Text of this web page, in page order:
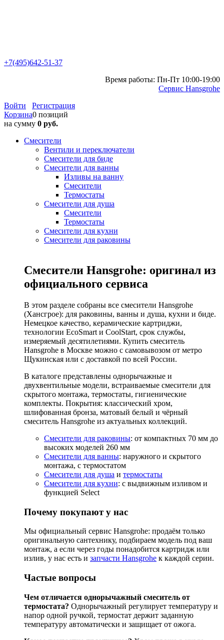
+7(495)642-51-37
Время работы: Пн-Пт 10:00-19:00
Сервис Hansgrohe
Войти
Регистрация
Корзина0 позиций
на сумму 0 руб.
Смесители
Вентили и переключатели
Смесители для биде
Смесители для ванны
Изливы на ванну
Смесители
Термостаты
Смесители для душа
Смесители
Термостаты
Смесители для кухни
Смесители для раковины
Смесители Hansgrohe: оригинал из
официального сервиса
В этом разделе собраны все смесители Hansgrohe
(Хансгрое): для раковины, ванны и душа, кухни и биде.
Немецкое качество, керамические картриджи,
технологии EcoSmart и CoolStart, срок службы,
измеряемый десятилетиями. Купить смеситель
Hansgrohe в Москве можно с самовывозом от метро
Щукинская или с доставкой по всей России.
В каталоге представлены однорычажные и
двухвентильные модели, встраиваемые смесители для
скрытого монтажа, термостаты, гигиенические
комплекты. Покрытия: классический хром,
шлифованная бронза, матовый белый и чёрный
смеситель Hansgrohe из актуальных коллекций.
Смесители для раковины: от компактных 70 мм до
высоких моделей 260 мм
Смесители для ванны: наружного и скрытого
монтажа, с термостатом
Смесители для душа и термостаты
Смесители для кухни: с выдвижным изливом и
функцией Select
Почему покупают у нас
Мы официальный сервис Hansgrohe: продаём только
оригинальную сантехнику, подбираем модель под ваш
монтаж, а если через годы понадобится картридж или
излив, у нас есть и запчасти Hansgrohe к каждой серии.
Частые вопросы
Чем отличается однорычажный смеситель от
термостата? Однорычажный регулирует температуру и
напор одной ручкой, термостат держит заданную
температуру автоматически и защищает от ожога.